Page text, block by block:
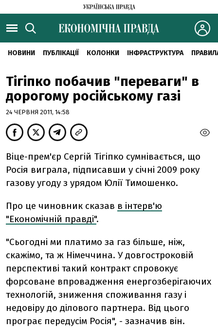
НОВИНИ ПУБЛІКАЦІЇ КОЛОНКИ ІНФРАСТРУКТУРА
Тігіпко побачив "переваги" в
дорогому російському газі
24 ЧЕРВНЯ 2011, 14:58
Віце-прем'єр Сергій Тігіпко сумнівається, що
Росія виграла, підписавши у січні 2009 року
газову угоду з урядом Юлії Тимошенко.
Про це чиновник сказав в інтерв'ю
"Економічній правді".
"Сьогодні ми платимо за газ більше, ніж,
скажімо, та ж Німеччина. У довгостроковій
перспективі такий контракт спровокує
форсоване впровадження енергозберігаючих
технологій, зниження споживання газу і
недовіру до ділового партнера. Від цього
програє передусім Росія", - зазначив він.